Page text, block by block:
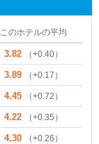
このホテルの平均
3.82 （+0.40）
3.89 （+0.17）
4.45 （+0.72）
4.22 （+0.35）
4.30 （+0.26）